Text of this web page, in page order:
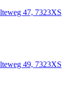
47, 7323XS
49, 7323XS